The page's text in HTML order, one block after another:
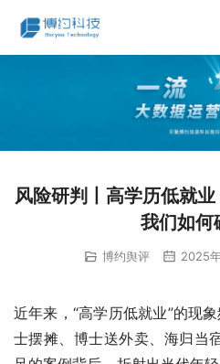
风险研判丨高学历低就业
我们如何
博约舆评 2025
近年来，“高学历低就业”的现
士摆摊、博士送外卖、海归当